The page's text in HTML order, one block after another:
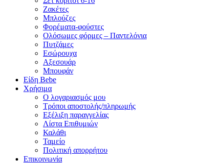
Ζακέτες
Μπλούζες
Φορέματα-φούστες
Ολόσωμες φόρμες – Παντελόνια
Πυτζάμες
Εσώρουχα
Αξεσουάρ
Μπουφάν
Είδη Bebe
Χρήσιμα
Ο λογαριασμός μου
Τρόποι αποστολής/πληρωμής
Εξέλιξη παραγγελίας
Λίστα Επιθυμιών
Καλάθι
Ταμείο
Πολιτική απορρήτου
Επικοινωνία